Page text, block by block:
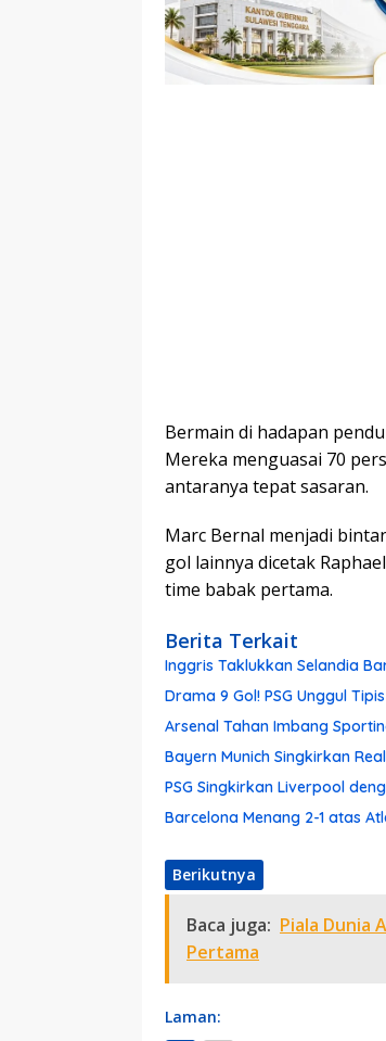
Bermain di hadapan
Mereka menguasai 70
antaranya tepat sasaran.
Marc Bernal menjadi
gol lainnya dicetak
time babak pertama.
Berita Terkait
Inggris Taklukkan Selandia
Drama 9 Gol! PSG Unggul
Arsenal Tahan Imbang
Bayern Munich Singkirkan
PSG Singkirkan Liverpool
Barcelona Menang 2-1 atas
Berikutnya
Baca juga: Piala Dunia
Pertama
Laman: